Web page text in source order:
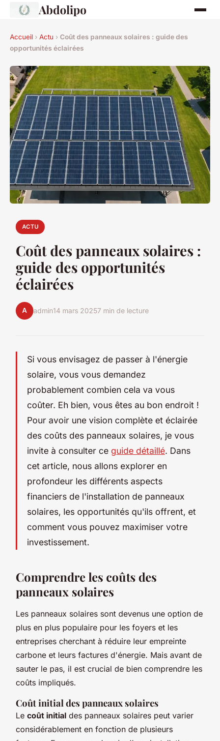
Abdolipo
Accueil › Actu › Coût des panneaux solaires : guide des
opportunités éclairées
ACTU
Coût des panneaux solaires :
guide des opportunités
éclairées
A admin14 mars 20257 min de lecture
Si vous envisagez de passer à l'énergie
solaire, vous vous demandez
probablement combien cela va vous
coûter. Eh bien, vous êtes au bon endroit !
Pour avoir une vision complète et éclairée
des coûts des panneaux solaires, je vous
invite à consulter ce guide détaillé. Dans
cet article, nous allons explorer en
profondeur les différents aspects
financiers de l'installation de panneaux
solaires, les opportunités qu'ils offrent, et
comment vous pouvez maximiser votre
investissement.
Comprendre les coûts des
panneaux solaires
Les panneaux solaires sont devenus une option de
plus en plus populaire pour les foyers et les
entreprises cherchant à réduire leur empreinte
carbone et leurs factures d'énergie. Mais avant de
sauter le pas, il est crucial de bien comprendre les
coûts impliqués.
Coût initial des panneaux solaires
Le coût initial des panneaux solaires peut varier
considérablement en fonction de plusieurs